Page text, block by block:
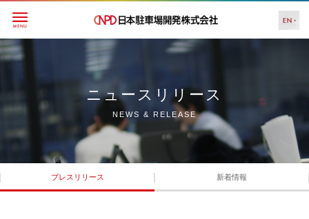
ニュースリリース
NEWS & RELEASE
プレスリリース 新着情報